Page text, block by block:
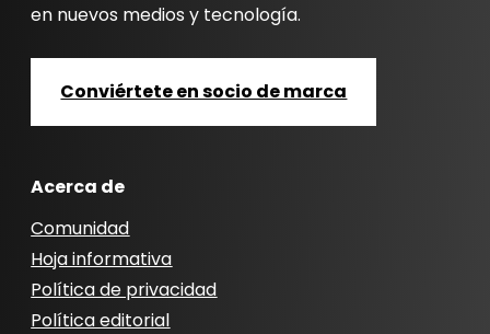
en nuevos medios y tecnología.
Conviértete en socio de marca
Acerca de
Comunidad
Hoja informativa
Política de privacidad
Política editorial